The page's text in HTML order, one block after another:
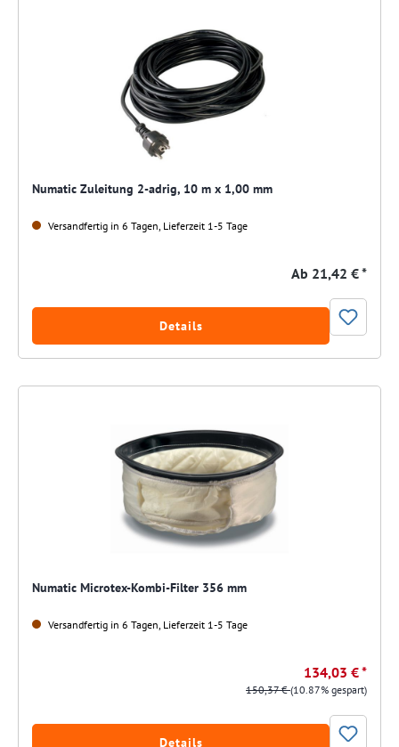
Numatic Zuleitung 2-adrig, 10 m x 1,00 mm
Versandfertig in 6 Tagen, Lieferzeit 1-5 Tage
Ab 21,42 € *
Details
Numatic Microtex-Kombi-Filter 356 mm
Versandfertig in 6 Tagen, Lieferzeit 1-5 Tage
134,03 € *
150,37 €(10.87% gespart)
Details